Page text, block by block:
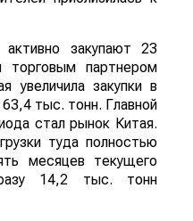
активно закупают 23
партнером
увеличила закупки в
тыс. тонн. Главной
стал рынок Китая.
туда полностью
месяцев текущего
14,2 тыс. тонн